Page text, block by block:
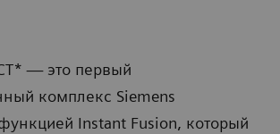
— это первый
комплекс Siemens
Instant Fusion, который